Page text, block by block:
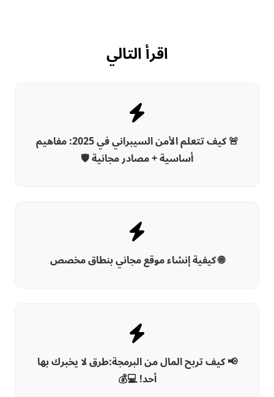
اقرأ التالي
🚨 كيف تتعلم الأمن السيبراني في 2025: مفاهيم
أساسية + مصادر مجانية 🛡️
🌐 كيفية إنشاء موقع مجاني بنطاق مخصص
📢 كيف تربح المال من البرمجة:طرق لا يخبرك بها
أحد! 💻💰